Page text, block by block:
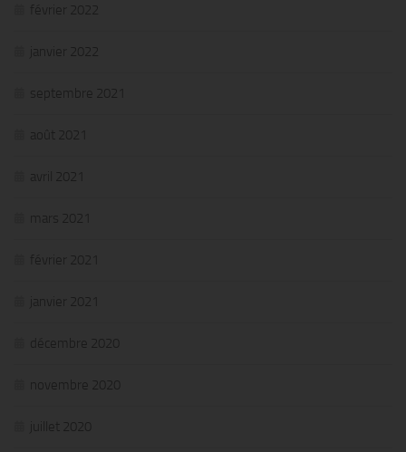
février 2022
janvier 2022
septembre 2021
août 2021
avril 2021
mars 2021
février 2021
janvier 2021
décembre 2020
novembre 2020
juillet 2020